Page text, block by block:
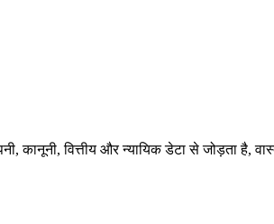
कानूनी, वित्तीय और न्यायिक डेटा से जोड़ता है,